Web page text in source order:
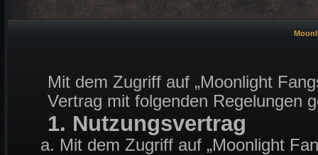
Mit dem Zugriff auf „Moonlight
Vertrag mit folgenden Regelungen
1. Nutzungsvertrag
Mit dem Zugriff auf „Moonlight